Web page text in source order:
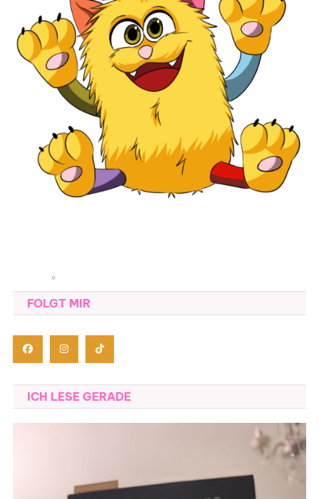
FOLGT MIR
ICH LESE GERADE